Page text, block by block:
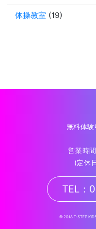
体操教室 (19)
無料体験
営業時
(定休
TEL：
© 2018 T-STEP